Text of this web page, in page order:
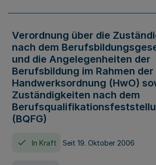
Verordnung über die
nach dem
und die Angelegenheiten der
Berufsbildung im Rahmen der
Handwerksordnung (HwO)
Zuständigkeiten nach dem
(BQFG)
In Kraft Seit 19. Oktober 2006